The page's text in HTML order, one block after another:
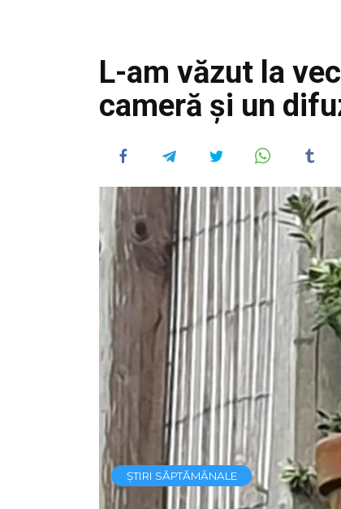
L-am văzut la
cameră și un
ȘTIRI SĂPTĂMÂNALE